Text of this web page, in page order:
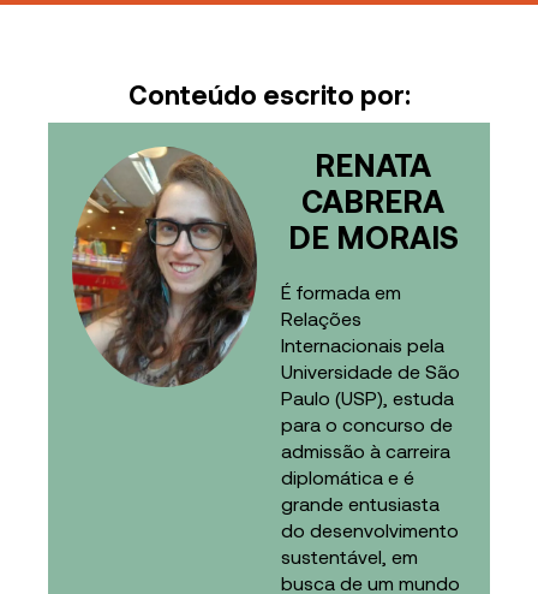
Conteúdo escrito por:
RENATA
CABRERA
DE MORAIS
É formada em
Relações
Internacionais pela
Universidade de São
Paulo (USP), estuda
para o concurso de
admissão à carreira
diplomática e é
grande entusiasta
do desenvolvimento
sustentável, em
busca de um mundo